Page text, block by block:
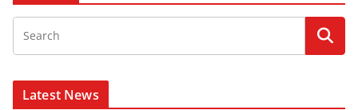
Latest News